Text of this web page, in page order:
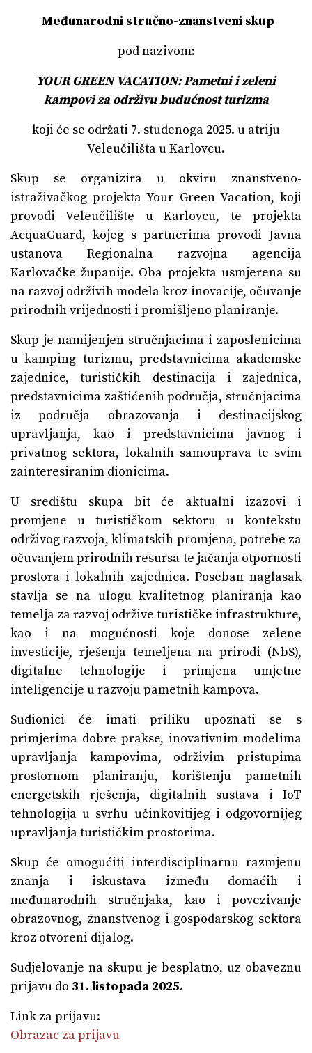
Međunarodni stručno-znanstveni skup
pod nazivom:
YOUR GREEN VACATION: Pametni i zeleni
kampovi za održivu budućnost turizma
koji će se održati 7. studenoga 2025. u atriju
Veleučilišta u Karlovcu.
Skup se organizira u okviru znanstveno-
istraživačkog projekta Your Green Vacation, koji
provodi Veleučilište u Karlovcu, te projekta
AcquaGuard, kojeg s partnerima provodi Javna
ustanova Regionalna razvojna agencija
Karlovačke županije. Oba projekta usmjerena su
na razvoj održivih modela kroz inovacije, očuvanje
prirodnih vrijednosti i promišljeno planiranje.
Skup je namijenjen stručnjacima i zaposlenicima
u kamping turizmu, predstavnicima akademske
zajednice, turističkih destinacija i zajednica,
predstavnicima zaštićenih područja, stručnjacima
iz područja obrazovanja i destinacijskog
upravljanja, kao i predstavnicima javnog i
privatnog sektora, lokalnih samouprava te svim
zainteresiranim dionicima.
U središtu skupa bit će aktualni izazovi i
promjene u turističkom sektoru u kontekstu
održivog razvoja, klimatskih promjena, potrebe za
očuvanjem prirodnih resursa te jačanja otpornosti
prostora i lokalnih zajednica. Poseban naglasak
stavlja se na ulogu kvalitetnog planiranja kao
temelja za razvoj održive turističke infrastrukture,
kao i na mogućnosti koje donose zelene
investicije, rješenja temeljena na prirodi (NbS),
digitalne tehnologije i primjena umjetne
inteligencije u razvoju pametnih kampova.
Sudionici će imati priliku upoznati se s
primjerima dobre prakse, inovativnim modelima
upravljanja kampovima, održivim pristupima
prostornom planiranju, korištenju pametnih
energetskih rješenja, digitalnih sustava i IoT
tehnologija u svrhu učinkovitijeg i odgovornijeg
upravljanja turističkim prostorima.
Skup će omogućiti interdisciplinarnu razmjenu
znanja i iskustava između domaćih i
međunarodnih stručnjaka, kao i povezivanje
obrazovnog, znanstvenog i gospodarskog sektora
kroz otvoreni dijalog.
Sudjelovanje na skupu je besplatno, uz obaveznu
prijavu do 31. listopada 2025.
Link za prijavu:
Obrazac za prijavu